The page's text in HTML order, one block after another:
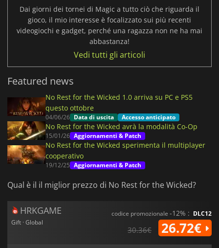
Dai giorni dei tornei di Magic a tutto ciò che riguarda il
gioco, il mio interesse è focalizzato sui più recenti
videogiochi e gadget, perché una ragazza non ne ha mai
abbastanza!
Vedi tutti gli articoli
Featured news
No Rest for the Wicked 1.0 arriva su PC e PS5
questo ottobre
04/06/26 Data di uscita Accesso anticipato
No Rest for the Wicked avrà la modalità Co-Op
15/01/26 Aggiornamenti & Patch
No Rest for the Wicked sperimenta il multiplayer
cooperativo
19/12/25 Aggiornamenti & Patch
Qual è il il miglior prezzo di No Rest for the Wicked?
HRKGAME
Gift · Global
codice promozionale -12% : DLC12
30.36€ 26.72€